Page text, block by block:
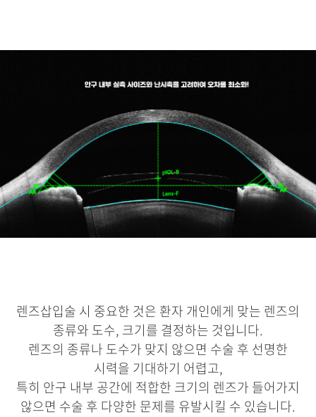
렌즈삽입술 시 중요한 것은 환자 개인에게 맞는 렌즈의
종류와 도수, 크기를 결정하는 것입니다.
렌즈의 종류나 도수가 맞지 않으면 수술 후 선명한
시력을 기대하기 어렵고,
특히 안구 내부 공간에 적합한 크기의 렌즈가 들어가지
않으면 수술 후 다양한 문제를 유발시킬 수 있습니다.